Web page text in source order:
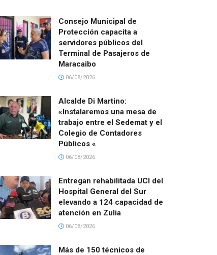
Consejo Municipal de
Protección capacita a
servidores públicos del
Terminal de Pasajeros de
Maracaibo
06/08/2026
Alcalde Di Martino:
«Instalaremos una mesa de
trabajo entre el Sedemat y el
Colegio de Contadores
Públicos «
06/08/2026
Entregan rehabilitada UCI del
Hospital General del Sur
elevando a 124 capacidad de
atención en Zulia
06/08/2026
Más de 150 técnicos de